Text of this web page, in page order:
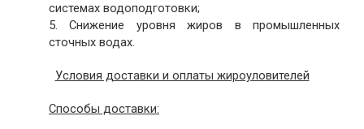
системах водоподготовки;
5. Снижение уровня жиров в промышленных
сточных водах.
Условия доставки и оплаты жироуловителей
Способы доставки: